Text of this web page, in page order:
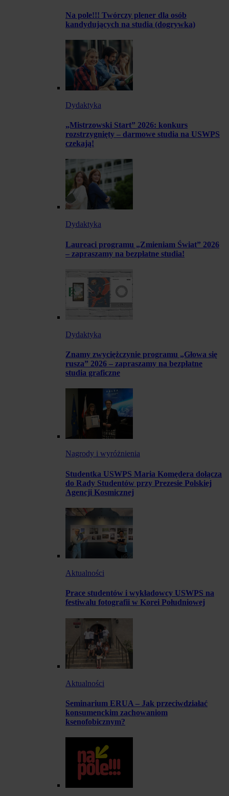
Na pole!!! Twórczy plener dla osób
kandydujących na studia (dogrywka)
Dydaktyka
„Mistrzowski Start” 2026: konkurs
rozstrzygnięty – darmowe studia na USWPS
czekają!
Dydaktyka
Laureaci programu „Zmieniam Świat” 2026
– zapraszamy na bezpłatne studia!
Dydaktyka
Znamy zwyciężczynie programu „Głowa się
rusza” 2026 – zapraszamy na bezpłatne
studia graficzne
Nagrody i wyróżnienia
Studentka USWPS Maria Komędera dołącza
do Rady Studentów przy Prezesie Polskiej
Agencji Kosmicznej
Aktualności
Prace studentów i wykładowcy USWPS na
festiwalu fotografii w Korei Południowej
Aktualności
Seminarium ERUA – Jak przeciwdziałać
konsumenckim zachowaniom
ksenofobicznym?